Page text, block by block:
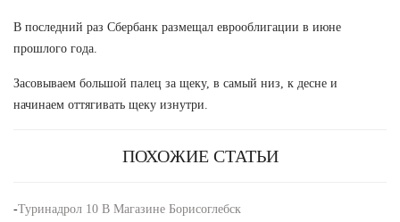
В последний раз Сбербанк размещал еврооблигации в июне
прошлого года.
Засовываем большой палец за щеку, в самый низ, к десне и
начинаем оттягивать щеку изнутри.
ПОХОЖИЕ СТАТЬИ
-Туринадрол 10 В Магазине Борисоглебск